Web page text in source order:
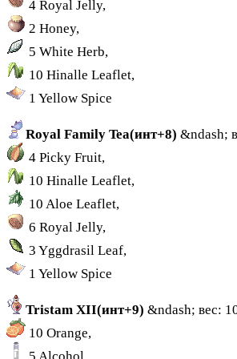
4 Royal Jelly,
2 Honey,
5 White Herb,
10 Hinalle Leaflet,
1 Yellow Spice
Royal Family Tea(инт+8) &ndash;
4 Picky Fruit,
10 Hinalle Leaflet,
10 Aloe Leaflet,
6 Royal Jelly,
3 Yggdrasil Leaf,
1 Yellow Spice
Tristam XII(инт+9) &ndash; вес:
10 Orange,